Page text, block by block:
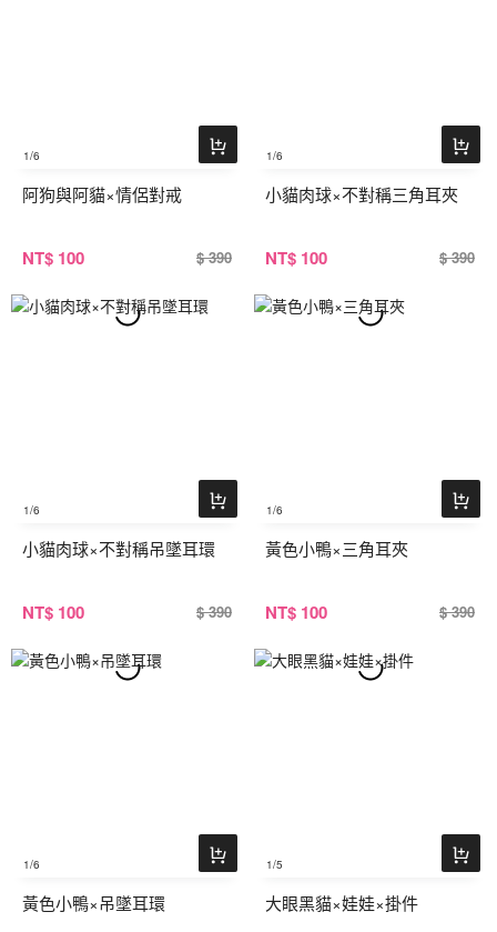
1/6
阿狗與阿貓×情侶對戒
NT$ 100 $ 390
1/6
小貓肉球×不對稱三角耳夾
NT$ 100 $ 390
1/6
小貓肉球×不對稱吊墜耳環
NT$ 100 $ 390
1/6
黃色小鴨×三角耳夾
NT$ 100 $ 390
1/6
黃色小鴨×吊墜耳環
1/5
大眼黑貓×娃娃×掛件